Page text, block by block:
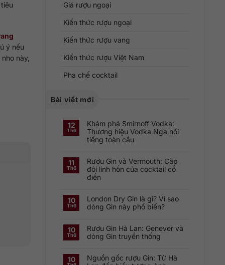
ý nếu
này,
Giá rượu ngoại
Kiến thức rượu ngoại
Kiến thức rượu vang
Kiến thức rượu Việt Nam
Pha chế cocktail
Bài viết mới
12
Th6
Khám phá Smirnoff Vodka:
Thương hiệu Vodka Nga nổi
tiếng toàn cầu
bình
luận
ở
Khám
phá
Thương
hiệu
Vodka
tiếng
toàn
cầu
11
Th6
Rượu Gin và Vermouth: Cặp
đôi linh hồn của cocktail cổ
điển
bình
luận
ở
Vermouth:
Cặp
của
cocktail
10
Th6
London Dry Gin là gì? Vì sao
dòng Gin này phổ biến?
bình
luận
ở
là
10
Th6
Rượu Gin Hà Lan: Genever và
dòng Gin truyền thống
bình
luận
10
Nguồn gốc rượu Gin: Từ Hà